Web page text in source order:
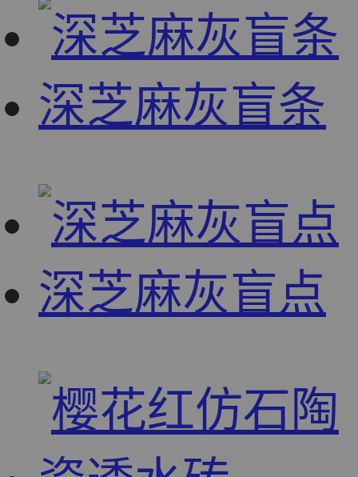
深芝麻灰盲条
深芝麻灰盲点